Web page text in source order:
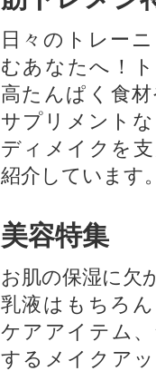
日々のトレー
むあなたへ！
高たんぱく食
サプリメント
ディメイクを
紹介しています
美容特集
お肌の保湿に欠
乳液はもちろ
ケアアイテム
するメイクア